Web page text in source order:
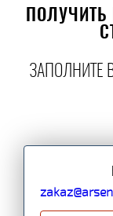
ЗАПОЛНИТЕ